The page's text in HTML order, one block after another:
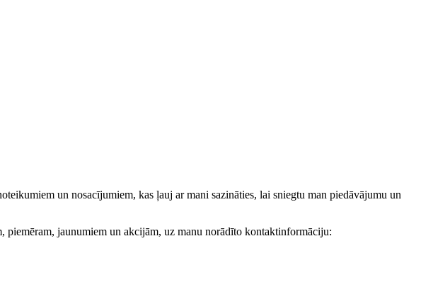
un nosacījumiem, kas ļauj ar mani sazināties, lai sniegtu man piedāvājumu un
jaunumiem un akcijām, uz manu norādīto kontaktinformāciju: